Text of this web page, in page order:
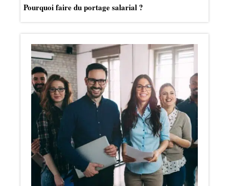
Pourquoi faire du portage salarial ?